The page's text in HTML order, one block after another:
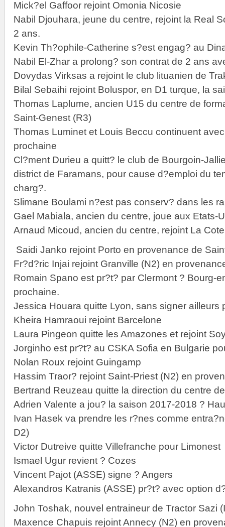
Mick?el Gaffoor rejoint Omonia Nicosie
Nabil Djouhara, jeune du centre, rejoint la Real
2 ans.
Kevin Th?ophile-Catherine s?est engag? au
Nabil El-Zhar a prolong? son contrat de 2 ans
Dovydas Virksas a rejoint le club lituanien de
Bilal Sebaihi rejoint Boluspor, en D1 turque, la
Thomas Laplume, ancien U15 du centre de
Saint-Genest (R3)
Thomas Luminet et Louis Beccu continuent
prochaine
Cl?ment Durieu a quitt? le club de Bourgoin-
district de Faramans, pour cause d?emploi du
charg?.
Slimane Boulami n?est pas conserv? dans les
Gael Mabiala, ancien du centre, joue aux Etats-
Arnaud Micoud, ancien du centre, rejoint La
Saidi Janko rejoint Porto en provenance de
Fr?d?ric Injai rejoint Granville (N2) en
Romain Spano est pr?t? par Clermont ? Bourg-
prochaine.
Jessica Houara quitte Lyon, sans signer ailleurs
Kheira Hamraoui rejoint Barcelone
Laura Pingeon quitte les Amazones et rejoint
Jorginho est pr?t? au CSKA Sofia en Bulgarie
Nolan Roux rejoint Guingamp
Hassim Traor? rejoint Saint-Priest (N2) en
Bertrand Reuzeau quitte la direction du centre
Adrien Valente a jou? la saison 2017-2018 ?
Ivan Hasek va prendre les r?nes comme
D2)
Victor Dutreive quitte Villefranche pour Limonest
Ismael Ugur revient ? Cozes
Vincent Pajot (ASSE) signe ? Angers
Alexandros Katranis (ASSE) pr?t? avec option
John Toshak, nouvel entraineur de Tractor Sazi
Maxence Chapuis rejoint Annecy (N2) en